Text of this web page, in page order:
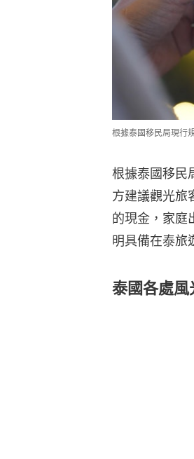
根據泰國移民局現行
根據泰國移民
方建議觀光旅
的現金，家庭
明具備在泰旅
泰國各處